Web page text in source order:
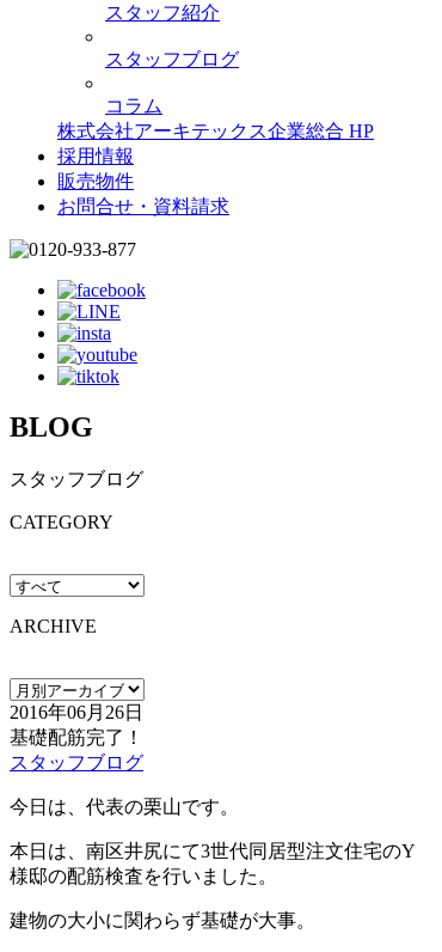
スタッフ紹介
スタッフブログ
コラム
株式会社アーキテックス企業総合 HP
採用情報
販売物件
お問合せ・資料請求
BLOG
スタッフブログ
CATEGORY
ARCHIVE
2016年06月26日
基礎配筋完了！
スタッフブログ
今日は、代表の栗山です。
本日は、南区井尻にて3世代同居型注文住宅のY
様邸の配筋検査を行いました。
建物の大小に関わらず基礎が大事。